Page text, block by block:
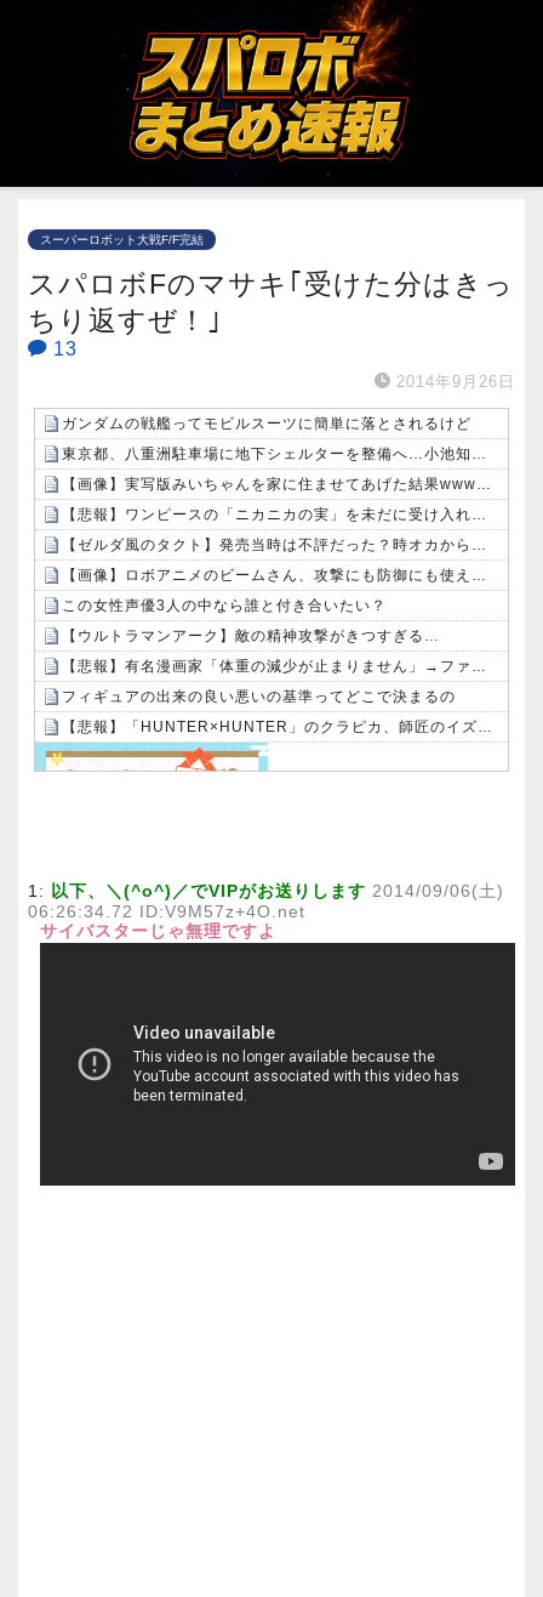
スーパーロボット大戦F/F完結
スパロボFのマサキ｢受けた分はきっ
ちり返すぜ！｣
13
2014年9月26日
ガンダムの戦艦ってモビルスーツに簡単に落とされるけど
東京都、八重洲駐車場に地下シェルターを整備へ…小池知事「弾道ミサイル攻撃から都民の命と財産守る」！
【画像】実写版みいちゃんを家に住ませてあげた結果wwwwwwww
【悲報】ワンピースの「ニカニカの実」を未だに受け入れられてない奴ｗｗｗｗｗ
【ゼルダ風のタクト】発売当時は不評だった？時オカから激変したキャラデザに「なんじゃこりゃ」
【画像】ロボアニメのビームさん、攻撃にも防御にも使えて万能過ぎる
この女性声優3人の中なら誰と付き合いたい？
【ウルトラマンアーク】敵の精神攻撃がきつすぎる…
【悲報】有名漫画家「体重の減少が止まりません」→ファンから心配の声：26/08/07のニュース
フィギュアの出来の良い悪いの基準ってどこで決まるの
【悲報】「HUNTER×HUNTER」のクラピカ、師匠のイズナビに対する態度が本当に酷い！！
1: 以下、＼(^o^)／でVIPがお送りします 2014/09/06(土)
06:26:34.72 ID:V9M57z+4O.net
サイバスターじゃ無理ですよ